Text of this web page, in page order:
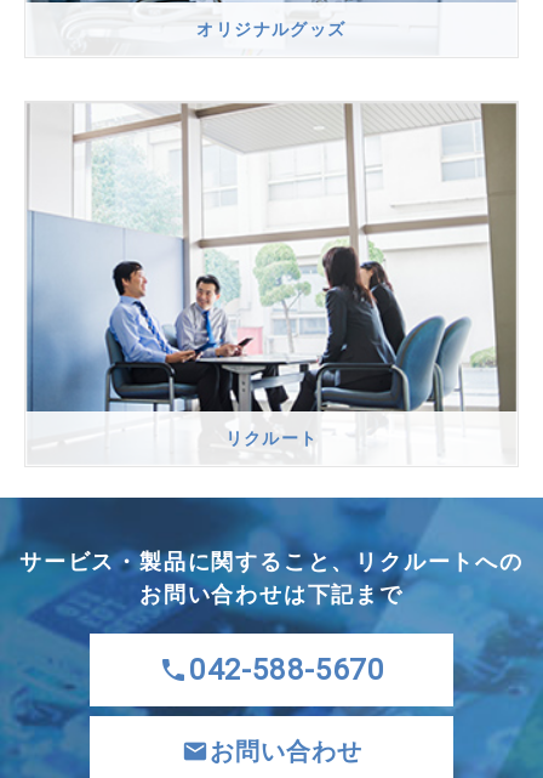
オリジナルグッズ
リクルート
サービス・製品に関すること、リクルートへの
お問い合わせは下記まで
042-588-5670
お問い合わせ